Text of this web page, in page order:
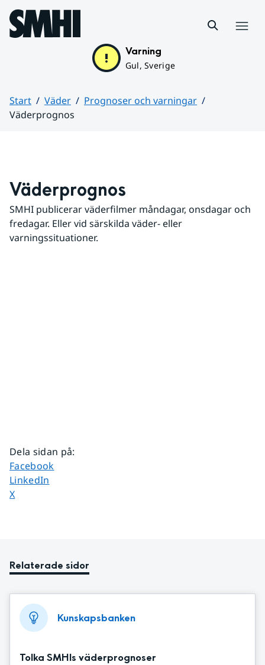
Hoppa till sidans innehåll
Varning
Gul, Sverige
Start Väder
Prognoser och varningar
Väderprognos
Väderprognos
SMHI publicerar väderfilmer måndagar, onsdagar och
fredagar. Eller vid särskilda väder- eller
varningssituationer.
Dela sidan på:
Dela sidan på
Facebook
Dela sidan på
LinkedIn
Dela sidan på
X
Relaterade sidor
Kunskapsbanken
Tolka SMHIs väderprognoser